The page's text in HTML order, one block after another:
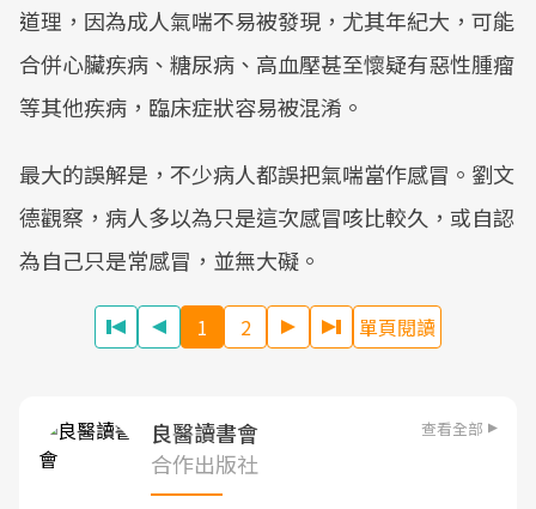
道理，因為成人氣喘不易被發現，尤其年紀大，可能
合併心臟疾病、糖尿病、高血壓甚至懷疑有惡性腫瘤
等其他疾病，臨床症狀容易被混淆。
最大的誤解是，不少病人都誤把氣喘當作感冒。劉文
德觀察，病人多以為只是這次感冒咳比較久，或自認
為自己只是常感冒，並無大礙。
1 2 單頁閱讀
良醫讀書會 查看全部
合作出版社